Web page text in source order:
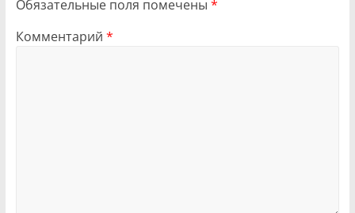
Обязательные поля помечены *
Комментарий *